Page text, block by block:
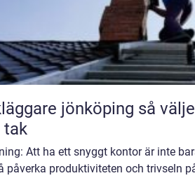
jönköping så väljer du rätt expert för
Att ha ett snyggt kontor är inte
påverka produktiviteten och trivseln